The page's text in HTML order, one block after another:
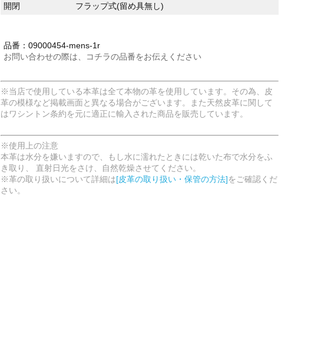
開閉
フラップ式(留め具無し)
品番：09000454-mens-1r
お問い合わせの際は、コチラの品番をお伝えください
※当店で使用している本革は全て本物の革を使用しています。その為、皮
革の模様など掲載画面と異なる場合がございます。また天然皮革に関して
はワシントン条約を元に適正に輸入された商品を販売しています。
※使用上の注意
本革は水分を嫌いますので、もし水に濡れたときには乾いた布で水分をふ
き取り、 直射日光をさけ、自然乾燥させてください。
※革の取り扱いについて詳細は[皮革の取り扱い・保管の方法]をご確認くだ
さい。